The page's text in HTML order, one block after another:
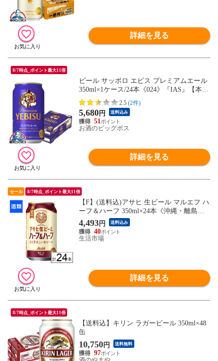
詳細を見る
8/7時点_ポイント最大11倍
ビール サッポロ エビス プレミアムエール
350ml×1ケース/24本《024》『IAS』【本州
のみ 送料無料】ヱビス
2.5 (2件)
5,680円 送料込み
51
お酒のビッグボス
詳細を見る
セール 8/7時点_ポイント最大11倍
【F】(送料込)アサヒ 生ビール マルエフ ハ
ーフ＆ハーフ 350ml×24本《沖縄・離島配
送不可》
4,493円 送料込み
40
生活市場
詳細を見る
8/7時点_ポイント最大11倍
【送料込】キリン ラガービール 350ml×48
缶
10,750円 送料無料
97